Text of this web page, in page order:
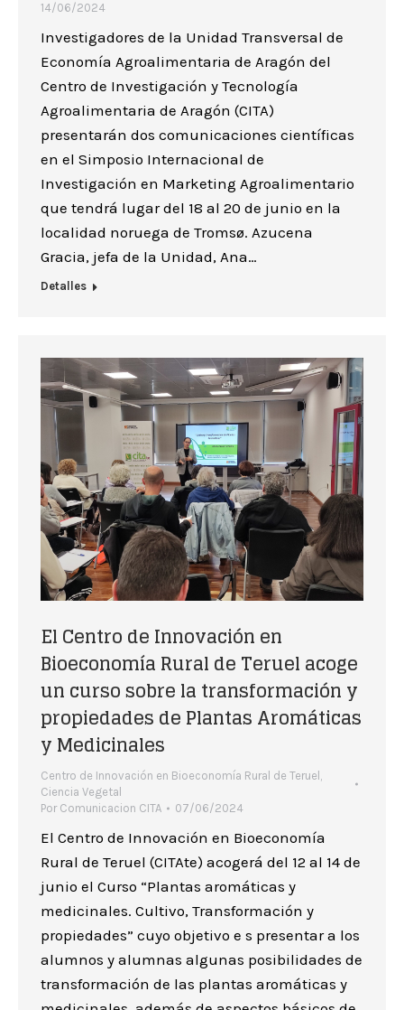
14/06/2024
Investigadores de la Unidad Transversal de
Economía Agroalimentaria de Aragón del
Centro de Investigación y Tecnología
Agroalimentaria de Aragón (CITA)
presentarán dos comunicaciones científicas
en el Simposio Internacional de
Investigación en Marketing Agroalimentario
que tendrá lugar del 18 al 20 de junio en la
localidad noruega de Tromsø. Azucena
Gracia, jefa de la Unidad, Ana…
Detalles
El Centro de Innovación en
Bioeconomía Rural de Teruel acoge
un curso sobre la transformación y
propiedades de Plantas Aromáticas
y Medicinales
Centro de Innovación en Bioeconomía Rural de Teruel
Ciencia Vegetal
Por Comunicacion CITA 07/06/2024
El Centro de Innovación en Bioeconomía
Rural de Teruel (CITAte) acogerá del 12 al 14 de
junio el Curso “Plantas aromáticas y
medicinales. Cultivo, Transformación y
propiedades” cuyo objetivo e s presentar a los
alumnos y alumnas algunas posibilidades de
transformación de las plantas aromáticas y